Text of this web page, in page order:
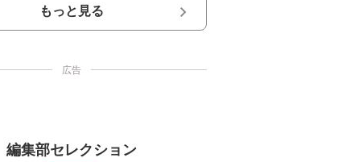
もっと見る
広告
編集部セレクション